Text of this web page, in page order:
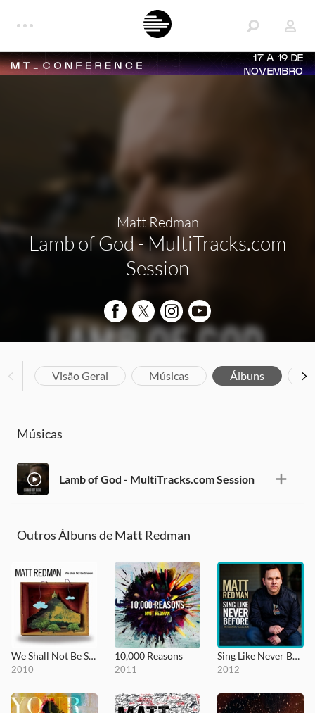
17 A 19 DE
NOVEMBRO
Matt Redman
Lamb of God - MultiTracks.com
Session
Visão Geral Músicas Álbuns
Músicas
Lamb of God - MultiTracks.com Session
Outros Álbuns de Matt Redman
We Shall Not Be Shaken
2010
10,000 Reasons
2011
Sing Like Never Before
2012